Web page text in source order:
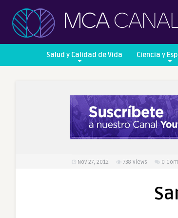
Salud y Calidad de Vida Ciencia y
Nov 27, 2012 738 Views 0